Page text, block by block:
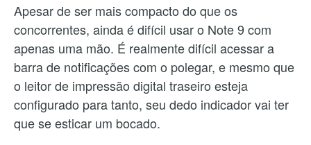
Apesar de ser mais compacto do que os
concorrentes, ainda é difícil usar o Note 9 com
apenas uma mão. É realmente difícil acessar a
barra de notificações com o polegar, e mesmo que
o leitor de impressão digital traseiro esteja
configurado para tanto, seu dedo indicador vai ter
que se esticar um bocado.